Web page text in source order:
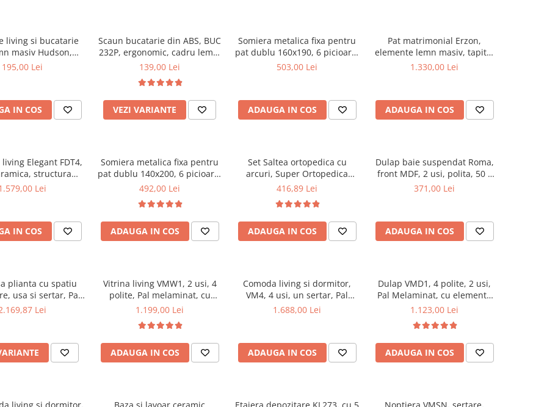
living si bucatarie
masiv Hudson,
stofa,100 kg,
195,00 Lei
IN COS
Scaun bucatarie din ABS, BUC
232P, ergonomic, cadru lemn,
100 kg
139,00 Lei
VEZI VARIANTE
Somiera metalica fixa pentru
pat dublu 160x190, 6 picioare,
30 lamele lemn fag, benzi
503,00 Lei
ADAUGA IN COS
Pat matrimonial Erzon,
elemente lemn masiv, tapitat
cu stofa, cu somiera,140x200
1.330,00 Lei
ADAUGA IN COS
Elegant FDT4,
structura
140x80x75 cm,
bej
Lei
IN COS
Somiera metalica fixa pentru
pat dublu 140x200, 6 picioare,
32 lamele lemn fag, benzi
negru
492,00 Lei
ADAUGA IN COS
Set Saltea ortopedica cu
arcuri, Super Ortopedica
Sofia, 90x200x20cm, fermitate
Bonell, fata vara-iarna, sistem
aerisire cu butoni, Saltex plus
perna matlasata, antialergica,
50x70cm
416,89 Lei
ADAUGA IN COS
Dulap baie suspendat Roma,
front MDF, 2 usi, polita, 50 x
68 cm, alb
371,00 Lei
ADAUGA IN COS
plianta cu spatiu
usa si sertar, Pal
160x96x80 cm si 6
Lei
Vitrina living VMW1, 2 usi, 4
polite, Pal melaminat, cu
insertii MDF, Nuc
1.199,00 Lei
ADAUGA IN COS
Comoda living si dormitor,
VM4, 4 usi, un sertar, Pal
melaminat, cu insertii MDF,
1.688,00 Lei
ADAUGA IN COS
Dulap VMD1, 4 polite, 2 usi,
Pal Melaminat, cu elemente
din MDF, Nuc
1.123,00 Lei
ADAUGA IN COS